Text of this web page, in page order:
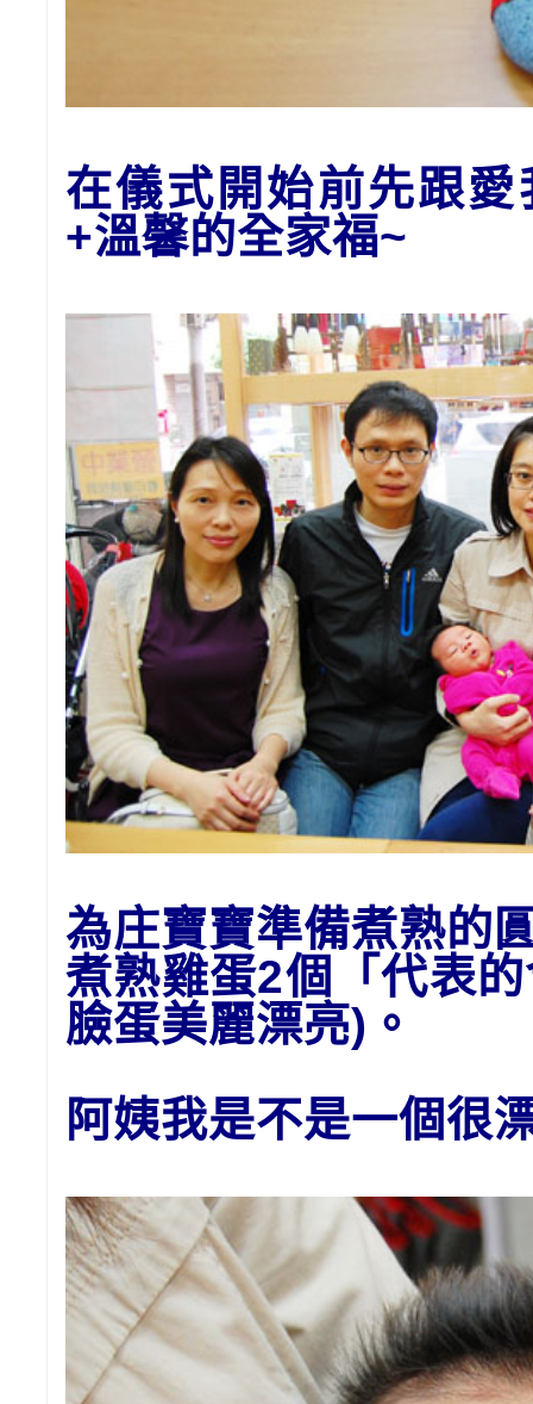
在儀式開始前先跟
+溫馨的全家福~
為庄寶寶準備煮熟的
煮熟雞蛋2個「代表
臉蛋美麗漂亮)。
阿姨我是不是一個很